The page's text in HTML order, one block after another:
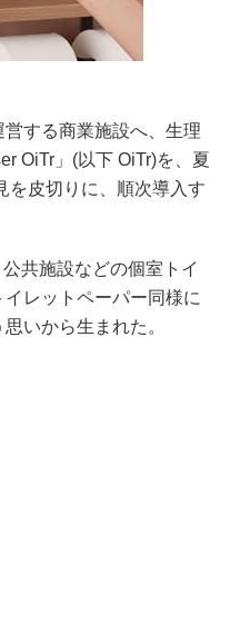
する商業施設へ、生理
OiTr」(以下 OiTr)を、夏
を皮切りに、順次導入す
共施設などの個室トイ
レットペーパー同様に
いから生まれた。